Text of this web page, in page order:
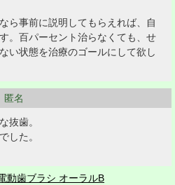
ら事前に説明してもらえれば、自
。百パーセント治らなくても、せ
い状態を治療のゴールにして欲し
名
抜歯。
した。
動歯ブラシ オーラルB